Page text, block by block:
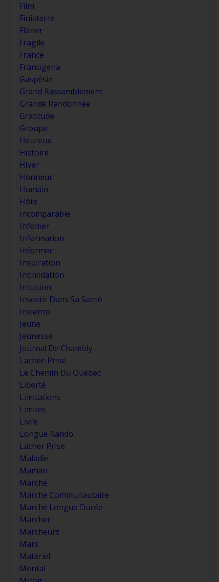
Film
Finisterre
Flâner
Fragile
France
Francigena
Gaspésie
Grand Rassemblement
Grande Randonnée
Gratitude
Groupe
Heureux
Histoire
Hiver
Honneur
Humain
Hôte
Incomparable
Infomer
Information
Informer
Inspiration
Intimidation
Intuition
Investir Dans Sa Santé
Invierno
Jeune
Jeunesse
Journal De Chambly
Lacher-Prise
Le Chemin Du Québec
Liberté
Limitations
Limites
Livre
Longue Rando
Lächer Prise
Maladie
Maman
Marche
Marche Communautaire
Marche Longue Durée
Marcher
Marcheurs
Mars
Matériel
Mental